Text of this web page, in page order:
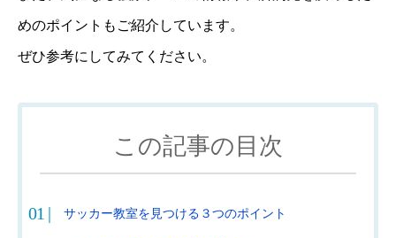
めのポイントもご紹介しています。
ぜひ参考にしてみてください。
この記事の目次
サッカー教室を見つける３つのポイント